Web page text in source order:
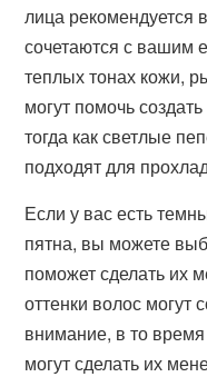
лица рекомендуется
сочетаются с вашим
теплых тонах кожи,
могут помочь
тогда как светлые
подходят для
Если у вас есть
пятна, вы можете
поможет сделать их
оттенки волос могут
внимание, в то
могут сделать их